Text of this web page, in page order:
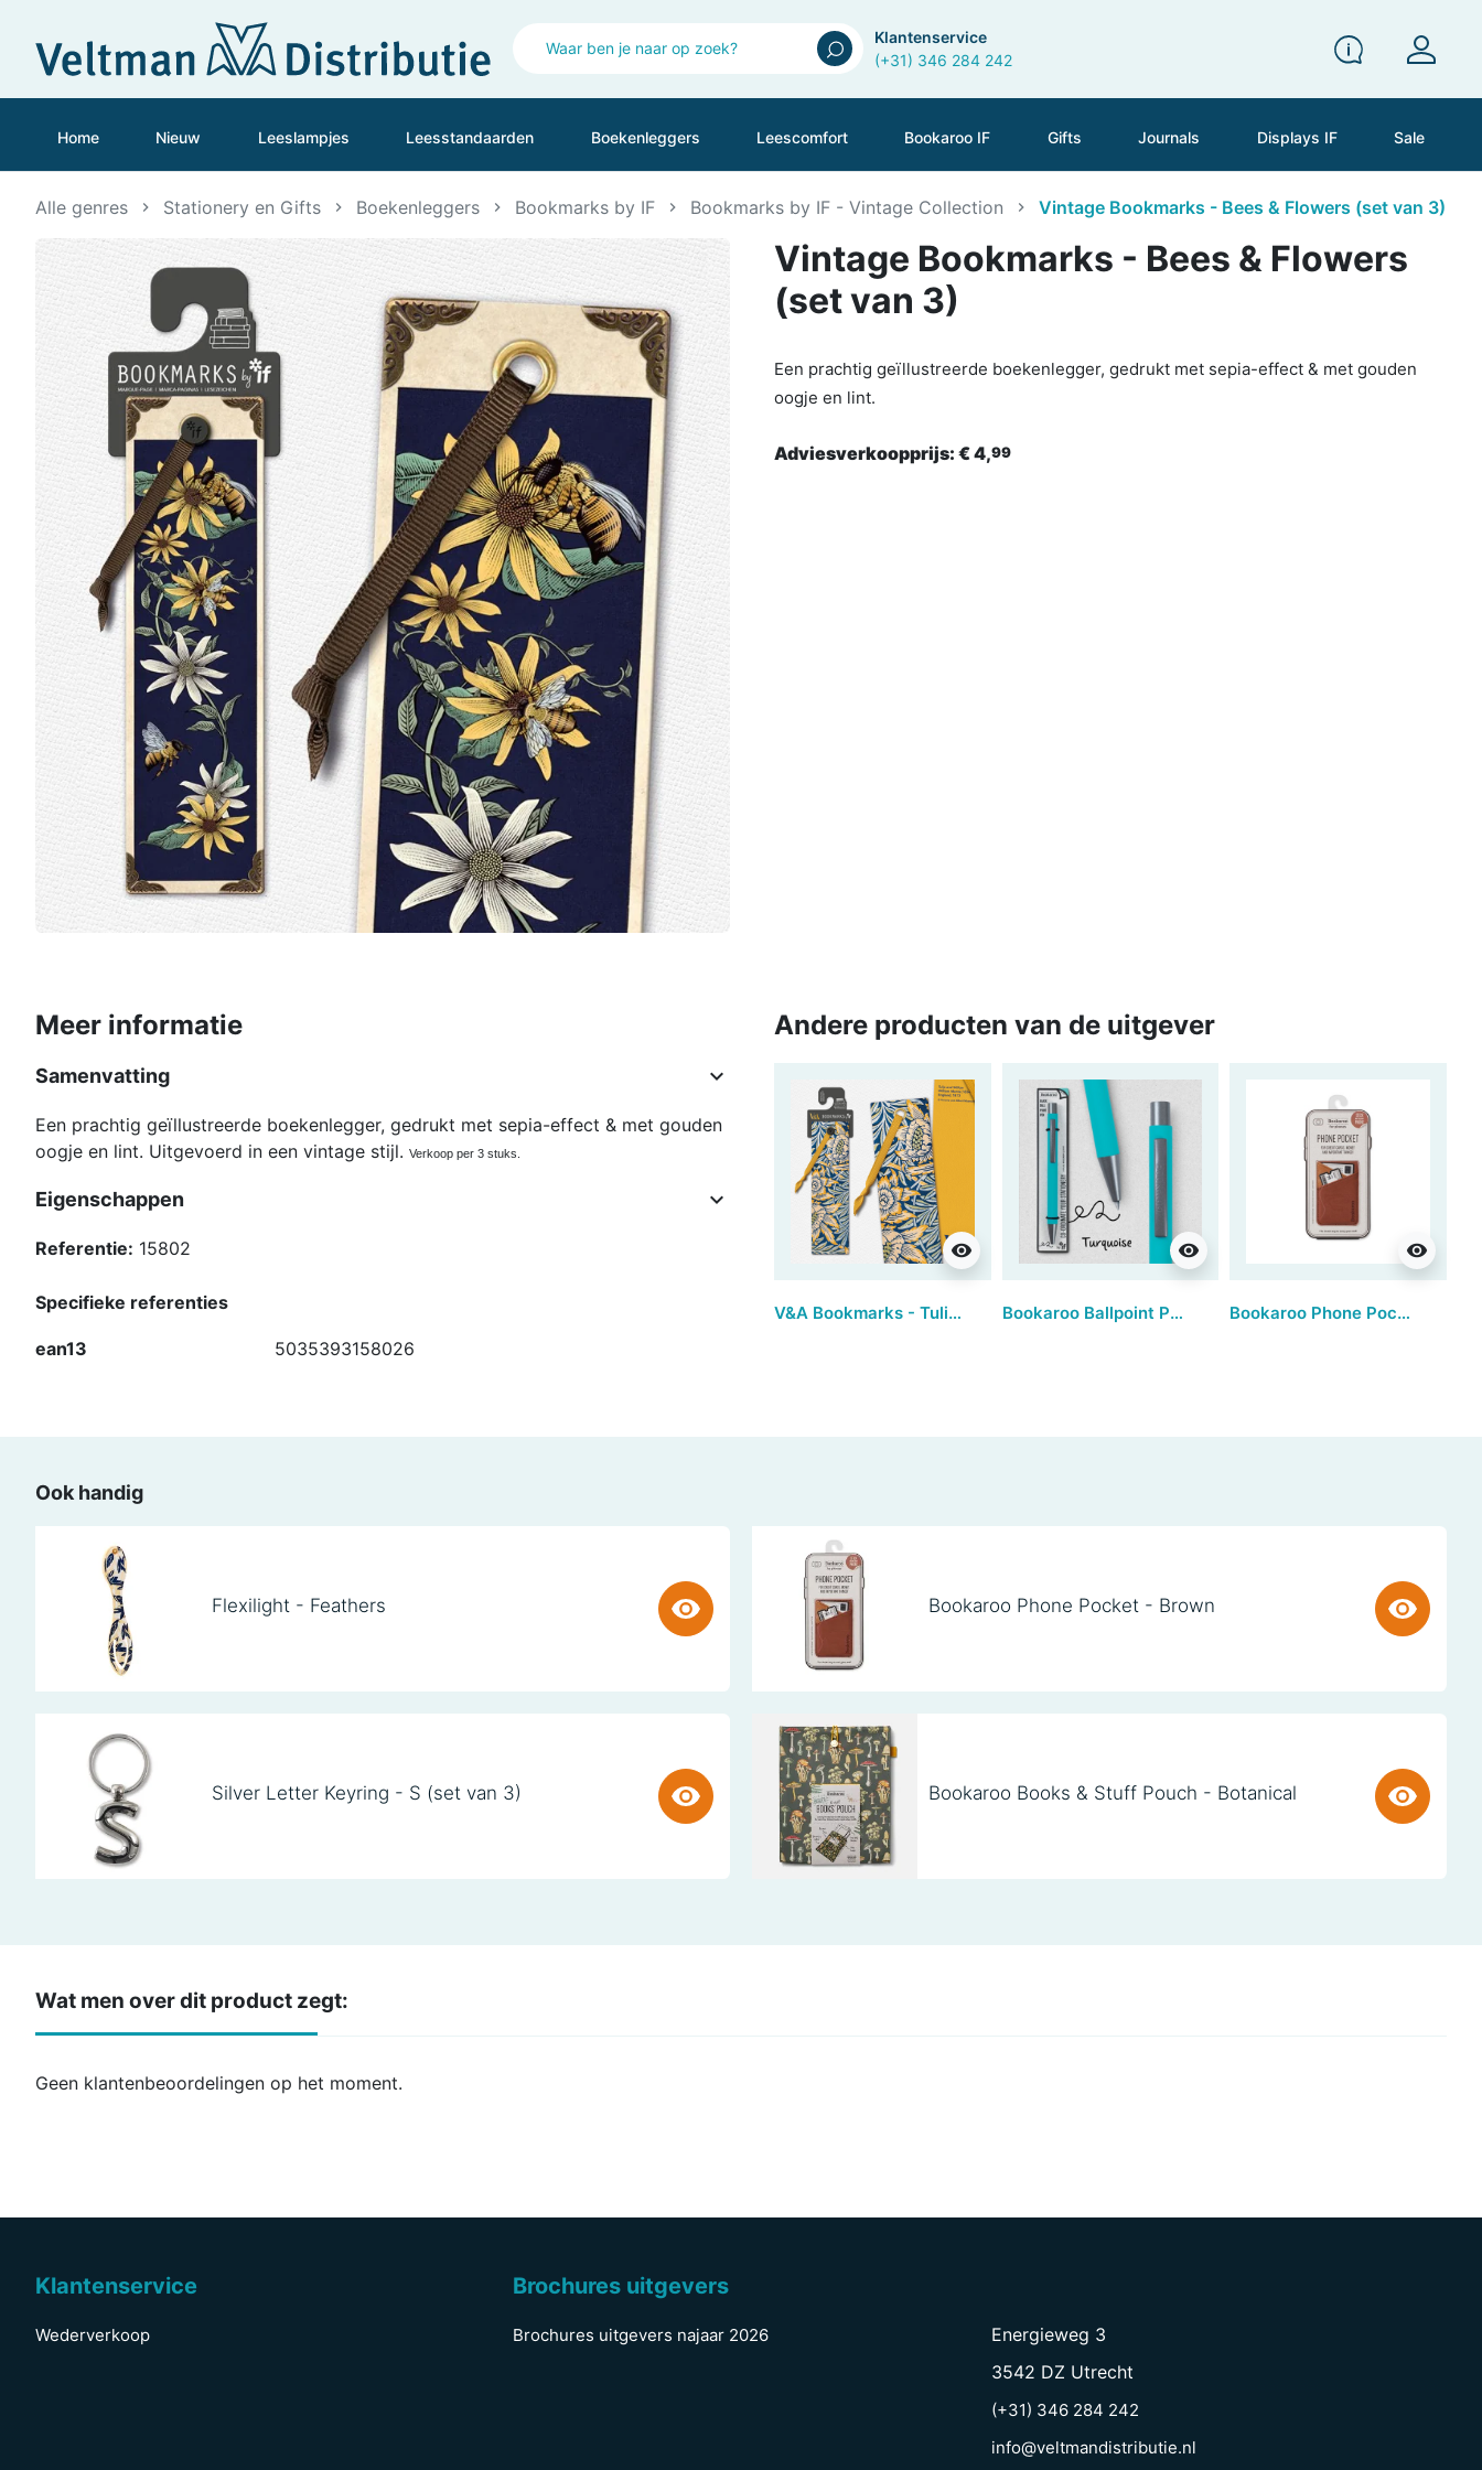
Klantenservice
(+31) 346 284 242
Home Nieuw Leeslampjes Leesstandaarden Boekenleggers Leescomfort Bookaroo IF Gifts Journals Displays IF Sale
Alle genres Stationery en Gifts Boekenleggers Bookmarks by IF Bookmarks by IF - Vintage Collection Vintage Bookmarks - Bees & Flowers (set van 3)
Vintage Bookmarks - Bees & Flowers
(set van 3)
Een prachtig geïllustreerde boekenlegger, gedrukt met sepia-effect & met gouden
oogje en lint.
Adviesverkoopprijs: € 4,99
Meer informatie
Samenvatting 
Een prachtig geïllustreerde boekenlegger, gedrukt met sepia-effect & met gouden
oogje en lint. Uitgevoerd in een vintage stijl. Verkoop per 3 stuks.
Eigenschappen 
Referentie: 15802
Specifieke referenties
ean13 5035393158026
Andere producten van de uitgever
visibility
V&A Bookmarks - Tulip & Willow (set van 3)
visibility
Bookaroo Ballpoint Pen - Turquoise (set van 3)
visibility
Bookaroo Phone Pocket - Brown
Ook handig
Flexilight - Feathers Bookaroo Phone Pocket - Brown
Silver Letter Keyring - S (set van 3) Bookaroo Books & Stuff Pouch - Botanical
Wat men over dit product zegt:
Geen klantenbeoordelingen op het moment.
Klantenservice
Wederverkoop
Brochures uitgevers
Brochures uitgevers najaar 2026
Energieweg 3
3542 DZ Utrecht
(+31) 346 284 242
info@veltmandistributie.nl